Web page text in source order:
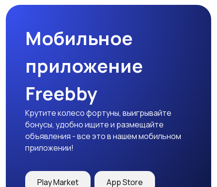
Мобильное
приложение
Freebby
Крутите колесо фортуны, выигрывайте
бонусы, удобно ищите и размещайте
объявления - все это в нашем мобильном
приложении!
Play Market App Store